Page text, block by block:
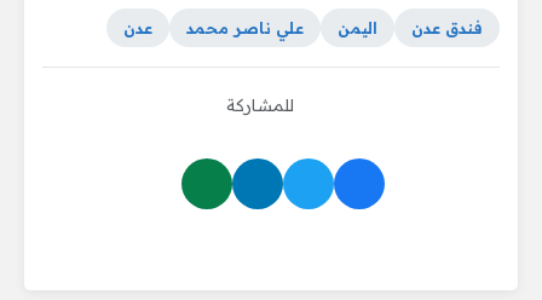
فندق عدن اليمن علي ناصر محمد عدن
للمشاركة